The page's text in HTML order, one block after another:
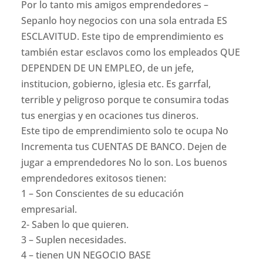
Por lo tanto mis amigos emprendedores –
Sepanlo hoy negocios con una sola entrada ES
ESCLAVITUD. Este tipo de emprendimiento es
también estar esclavos como los empleados QUE
DEPENDEN DE UN EMPLEO, de un jefe,
institucion, gobierno, iglesia etc. Es garrfal,
terrible y peligroso porque te consumira todas
tus energias y en ocaciones tus dineros.
Este tipo de emprendimiento solo te ocupa No
Incrementa tus CUENTAS DE BANCO. Dejen de
jugar a emprendedores No lo son. Los buenos
emprendedores exitosos tienen:
1 – Son Conscientes de su educación
empresarial.
2- Saben lo que quieren.
3 – Suplen necesidades.
4 – tienen UN NEGOCIO BASE